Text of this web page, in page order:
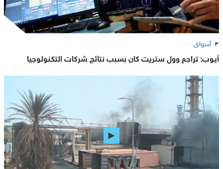
أسواق
أيوب: تراجع وول ستريت كان بسبب نتائج شركات التكنولوجيا